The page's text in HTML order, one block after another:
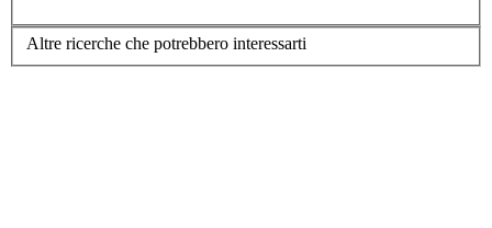
Altre ricerche che potrebbero interessarti